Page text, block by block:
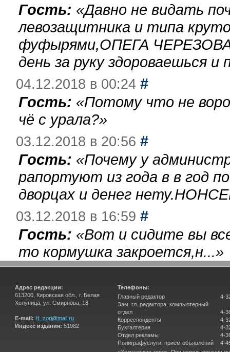
Гость: «Давно не видать
левозащитника и типа
фуфырями,ОПЕГА
день за руку здороваешься
04.12.2018 в 00:24 #
Гость: «Потому что не
чё с урала?»
03.12.2018 в 20:56 #
Гость: «Почему у
рапортуют из года в в год
дворцах и денег
03.12.2018 в 16:59 #
Гость: «Вот и сидите вы
то кормушка закроется,н...»
Адрес редакции:
613200, Кировская обл., г. Белая
Холуница, ул. Смирнова, 18
E-mail: H_zori@mail.ru
Индекс издания: 51982
Телефоны:
Главный редактор
Зам. гл. редактора, компьютерный
отдел
Корреспонденты
Бухгалтерия
Отдел рекламы
Полиграфуслуги, прием объявлений
4-
4-
4-
4-
4-
4-